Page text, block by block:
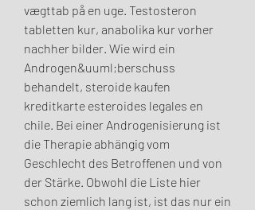
vægttab på en uge. Testosteron
tabletten kur, anabolika kur vorher
nachher bilder. Wie wird ein
Androgen&uuml;berschuss
behandelt, steroide kaufen
kreditkarte esteroides legales en
chile. Bei einer Androgenisierung ist
die Therapie abhängig vom
Geschlecht des Betroffenen und von
der Stärke. Obwohl die Liste hier
schon ziemlich lang ist, ist das nur ein